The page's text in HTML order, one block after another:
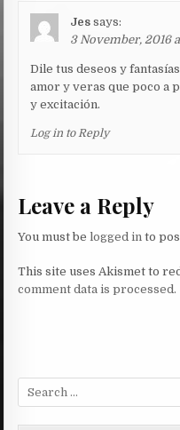
Jes says:
3 November, 2016
Dile tus deseos y
amor y veras que poco a
y excitación.
Log in to Reply
Leave a Reply
You must belogged in to
This site uses Akismet to
comment data is processed.
Search
for: